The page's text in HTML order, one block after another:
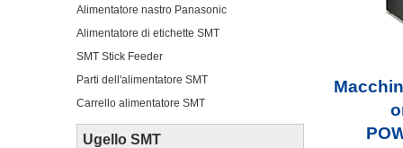
Alimentatore nastro Panasonic
Alimentatore di etichette SMT
SMT Stick Feeder
Parti dell'alimentatore SMT
Carrello alimentatore SMT
Ugello SMT